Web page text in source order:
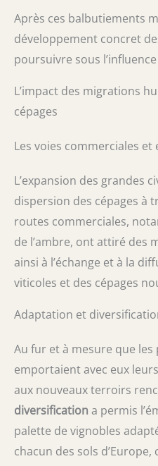
Après ces balbutiements
développement concret
poursuivre sous
L’impact des migrations
cépages
Les voies commerciales
L’expansion des grandes
dispersion des cépages à
routes commerciales,
de l’ambre, ont attiré des
ainsi à l’échange et à la
viticoles et des cépages
Adaptation et
Au fur et à mesure que
emportaient avec eux
aux nouveaux terroirs
diversification a permis
palette de vignobles
chacun des sols